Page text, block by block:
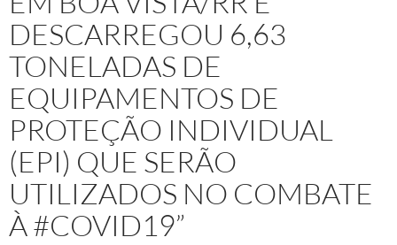
DESCARREGOU 6,63
TONELADAS DE
EQUIPAMENTOS DE
PROTEÇÃO INDIVIDUAL
(EPI) QUE SERÃO
UTILIZADOS NO COMBATE
À #COVID19”